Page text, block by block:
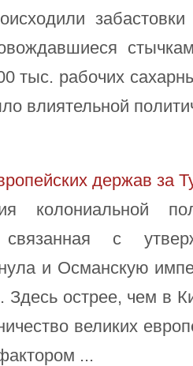
забастовки
тыс. рабочих
влиятельной
держав за
колониальной
с
и Османскую
Здесь острее, чем в
великих
...